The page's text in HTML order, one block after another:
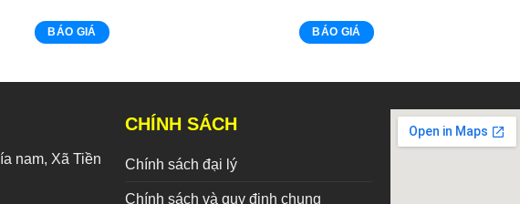
BÁO GIÁ BÁO GIÁ
nam, Xã Tiền
CHÍNH SÁCH
Chính sách đại lý
Chính sách và quy định chung